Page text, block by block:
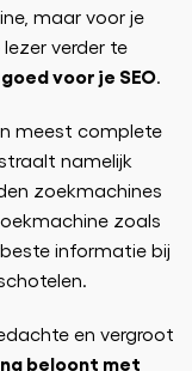
maar voor je
verder te
goed voor je SEO.
meest complete
namelijk
zoekmachines
zoals
informatie bij
en vergroot
beloont met